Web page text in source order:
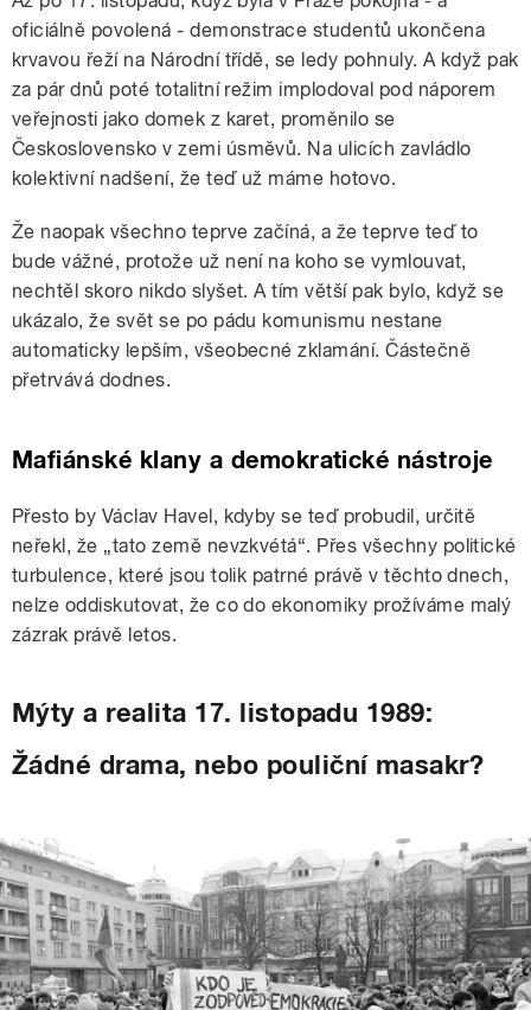
oficiálně povolená - demonstrace studentů ukončena
krvavou řeží na Národní třídě, se ledy pohnuly. A když pak
za pár dnů poté totalitní režim implodoval pod náporem
veřejnosti jako domek z karet, proměnilo se
Československo v zemi úsměvů. Na ulicích zavládlo
kolektivní nadšení, že teď už máme hotovo.
Že naopak všechno teprve začíná, a že teprve teď to
bude vážné, protože už není na koho se vymlouvat,
nechtěl skoro nikdo slyšet. A tím větší pak bylo, když se
ukázalo, že svět se po pádu komunismu nestane
automaticky lepším, všeobecné zklamání. Částečně
přetrvává dodnes.
Mafiánské klany a demokratické nástroje
Přesto by Václav Havel, kdyby se teď probudil, určitě
neřekl, že „tato země nevzkvétá“. Přes všechny politické
turbulence, které jsou tolik patrné právě v těchto dnech,
nelze oddiskutovat, že co do ekonomiky prožíváme malý
zázrak právě letos.
Mýty a realita 17. listopadu 1989:
Žádné drama, nebo pouliční masakr?